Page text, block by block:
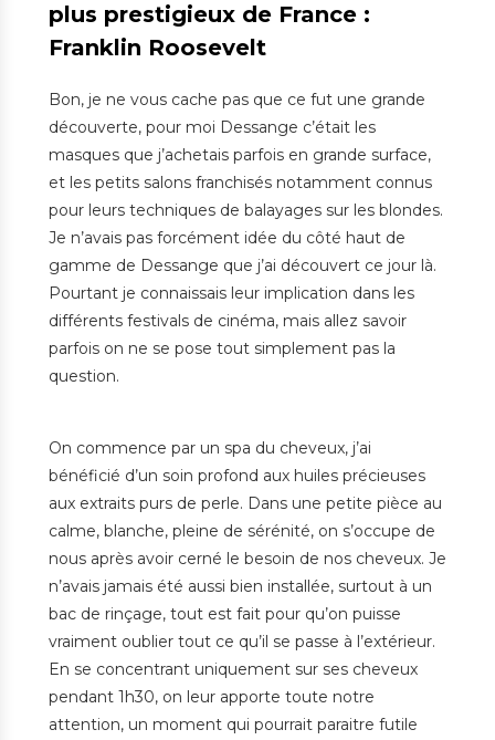
plus prestigieux de France :
Franklin Roosevelt
Bon, je ne vous cache pas que ce fut une grande
découverte, pour moi Dessange c’était les
masques que j’achetais parfois en grande surface,
et les petits salons franchisés notamment connus
pour leurs techniques de balayages sur les blondes.
Je n’avais pas forcément idée du côté haut de
gamme de Dessange que j’ai découvert ce jour là.
Pourtant je connaissais leur implication dans les
différents festivals de cinéma, mais allez savoir
parfois on ne se pose tout simplement pas la
question.
On commence par un spa du cheveux, j’ai
bénéficié d’un soin profond aux huiles précieuses
aux extraits purs de perle. Dans une petite pièce au
calme, blanche, pleine de sérénité, on s’occupe de
nous après avoir cerné le besoin de nos cheveux. Je
n’avais jamais été aussi bien installée, surtout à un
bac de rinçage, tout est fait pour qu’on puisse
vraiment oublier tout ce qu’il se passe à l’extérieur.
En se concentrant uniquement sur ses cheveux
pendant 1h30, on leur apporte toute notre
attention, un moment qui pourrait paraitre futile